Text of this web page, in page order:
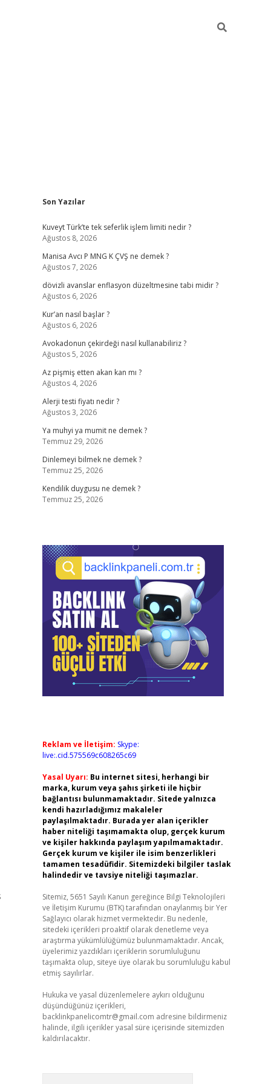
Sidebar
Son Yazılar
Kuveyt Türk’te tek seferlik işlem limiti nedir ?
Ağustos 8, 2026
Manisa Avcı P MNG K ÇVŞ ne demek ?
Ağustos 7, 2026
dövizli avanslar enflasyon düzeltmesine tabi midir ?
Ağustos 6, 2026
Kur’an nasıl başlar ?
Ağustos 6, 2026
Avokadonun çekirdeği nasıl kullanabiliriz ?
Ağustos 5, 2026
Az pişmiş etten akan kan mı ?
Ağustos 4, 2026
Alerji testi fiyatı nedir ?
Ağustos 3, 2026
Ya muhyi ya mumit ne demek ?
Temmuz 29, 2026
Dinlemeyi bilmek ne demek ?
Temmuz 25, 2026
Kendilik duygusu ne demek ?
Temmuz 25, 2026
Reklam ve İletişim: Skype:
live:.cid.575569c608265c69
Yasal Uyarı: Bu internet sitesi, herhangi bir
marka, kurum veya şahıs şirketi ile hiçbir
bağlantısı bulunmamaktadır. Sitede yalnızca
kendi hazırladığımız makaleler
paylaşılmaktadır. Burada yer alan içerikler
haber niteliği taşımamakta olup, gerçek kurum
ve kişiler hakkında paylaşım yapılmamaktadır.
Gerçek kurum ve kişiler ile isim benzerlikleri
tamamen tesadüfidir. Sitemizdeki bilgiler taslak
halindedir ve tavsiye niteliği taşımazlar.
Sitemiz, 5651 Sayılı Kanun gereğince Bilgi Teknolojileri
ve İletişim Kurumu (BTK) tarafından onaylanmış bir Yer
Sağlayıcı olarak hizmet vermektedir. Bu nedenle,
sitedeki içerikleri proaktif olarak denetleme veya
araştırma yükümlülüğümüz bulunmamaktadır. Ancak,
üyelerimiz yazdıkları içeriklerin sorumluluğunu
taşımakta olup, siteye üye olarak bu sorumluluğu kabul
etmiş sayılırlar.
Hukuka ve yasal düzenlemelere aykırı olduğunu
düşündüğünüz içerikleri,
backlinkpanelicomtr@gmail.com adresine bildirmeniz
halinde, ilgili içerikler yasal süre içerisinde sitemizden
kaldırılacaktır.